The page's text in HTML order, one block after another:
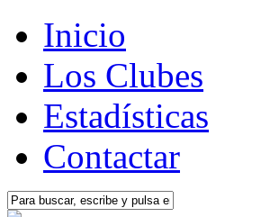
Inicio
Los Clubes
Estadísticas
Contactar